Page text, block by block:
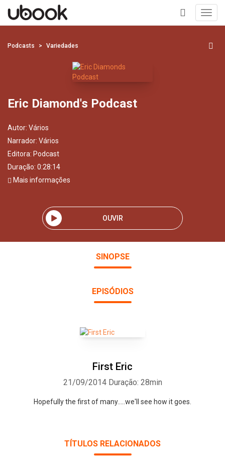
+
Podcasts Variedades
Eric Diamond's Podcast
Autor: Vários
Narrador: Vários
Editora: Podcast
Duração: 0:28:14
Mais informações
OUVIR
SINOPSE
EPISÓDIOS
First Eric
21/09/2014 Duração: 28min
Hopefully the first of many.....we'll see how it goes.
TÍTULOS RELACIONADOS